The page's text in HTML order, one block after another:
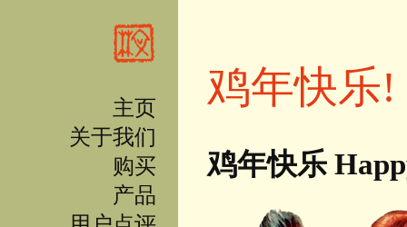
主页
关于我们
购买
产品
鸡年快乐!
鸡年快乐